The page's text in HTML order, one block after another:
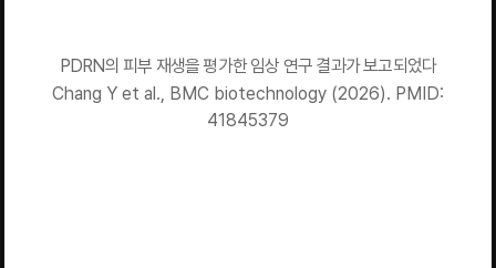
PDRN의 피부 재생을 평가한 임상 연구 결과가 보고되었다
Chang Y et al., BMC biotechnology (2026). PMID:
41845379